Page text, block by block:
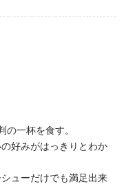
の一杯を食す。
好みがはっきりとわか
ューだけでも満足出来